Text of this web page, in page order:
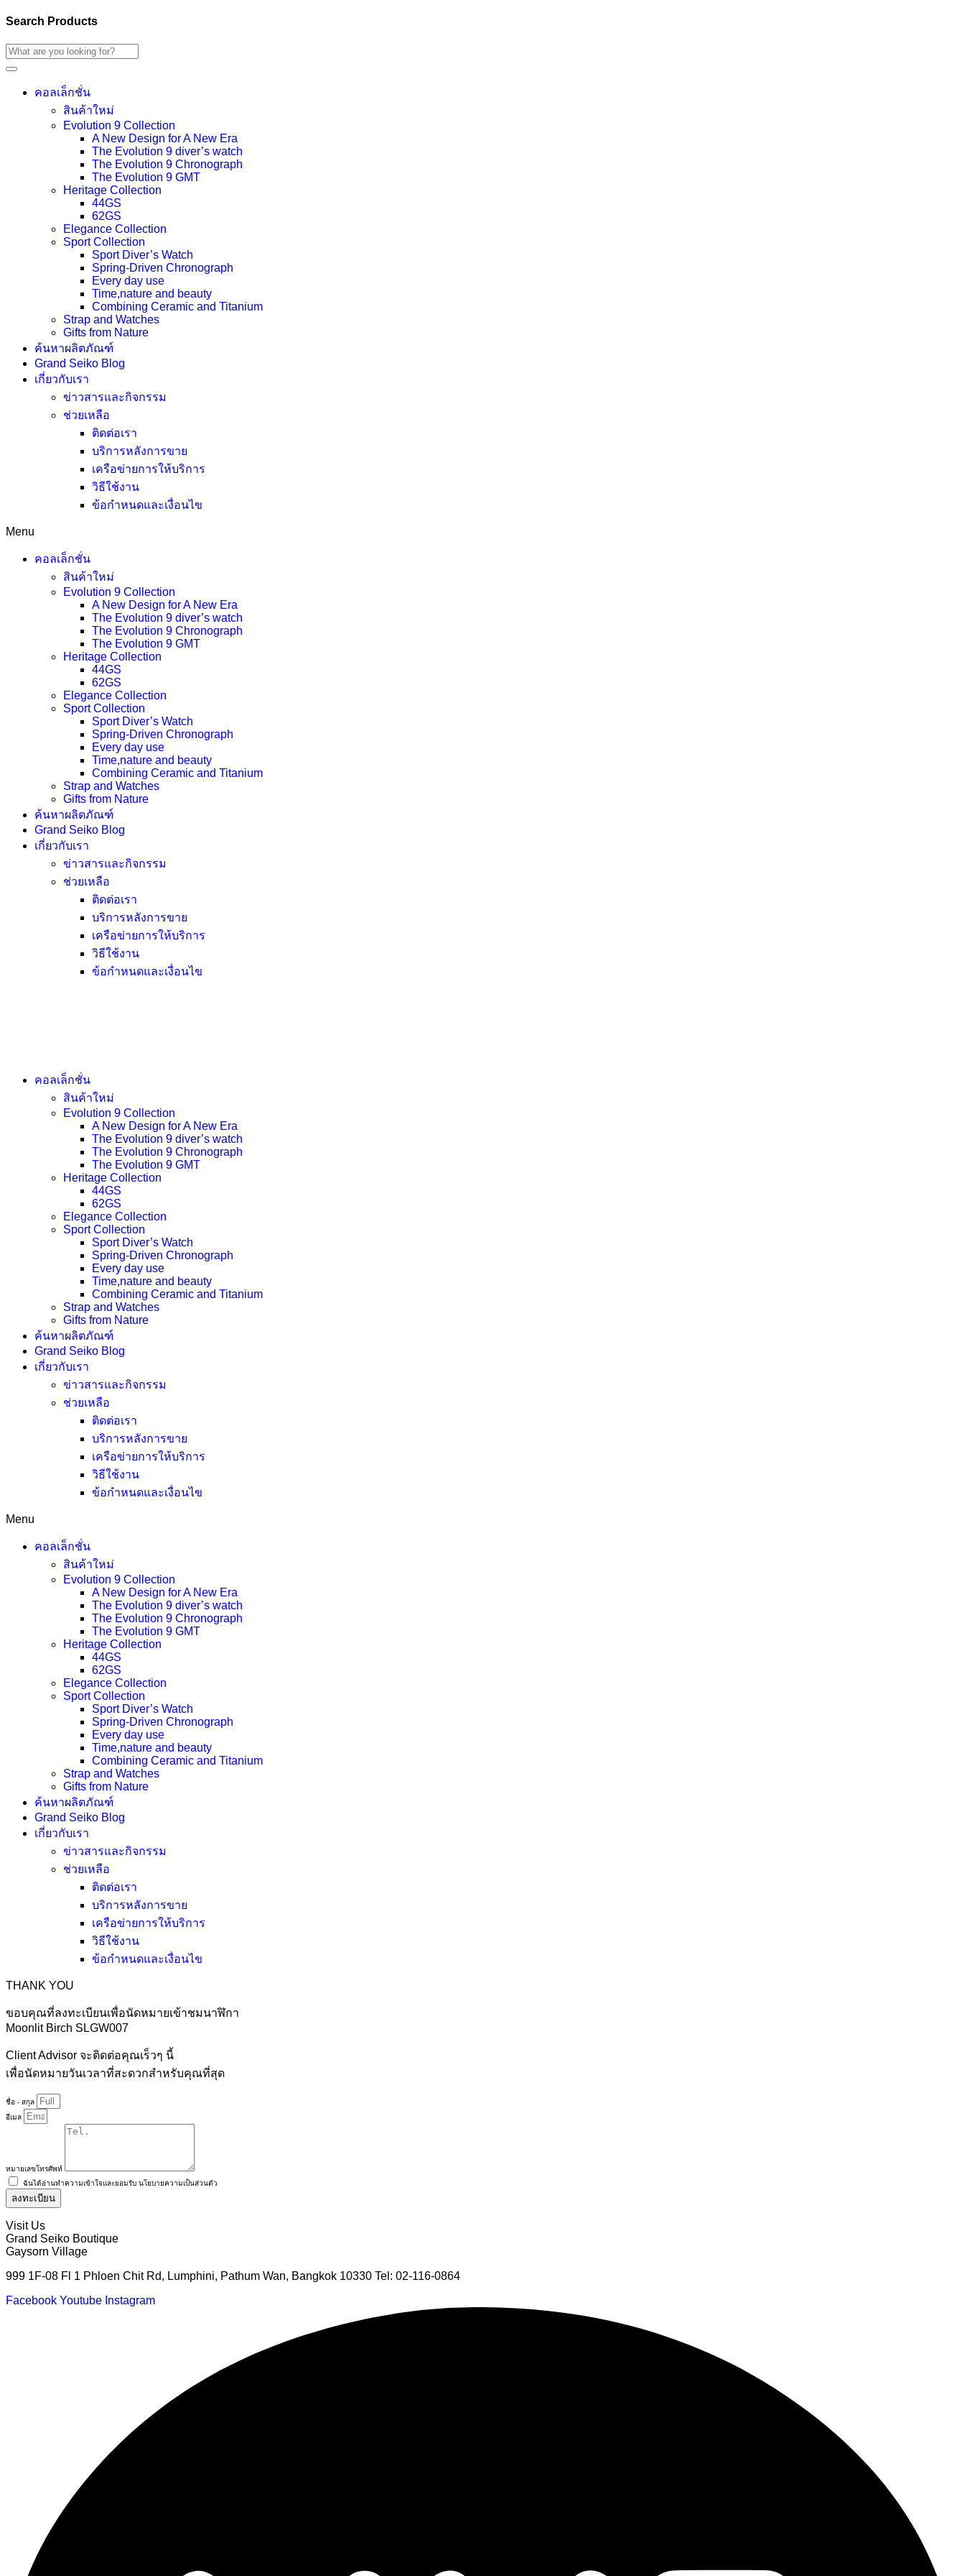
Search Products
คอลเล็กชั่น
สินค้าใหม่
Evolution 9 Collection
A New Design for A New Era
The Evolution 9 diver’s watch
The Evolution 9 Chronograph
The Evolution 9 GMT
Heritage Collection
44GS
62GS
Elegance Collection
Sport Collection
Sport Diver’s Watch
Spring-Driven Chronograph
Every day use
Time,nature and beauty
Combining Ceramic and Titanium
Strap and Watches
Gifts from Nature
ค้นหาผลิตภัณฑ์
Grand Seiko Blog
เกี่ยวกับเรา
ข่าวสารและกิจกรรม
ช่วยเหลือ
ติดต่อเรา
บริการหลังการขาย
เครือข่ายการให้บริการ
วิธีใช้งาน
ข้อกำหนดและเงื่อนไข
Menu
คอลเล็กชั่น
สินค้าใหม่
Evolution 9 Collection
A New Design for A New Era
The Evolution 9 diver’s watch
The Evolution 9 Chronograph
The Evolution 9 GMT
Heritage Collection
44GS
62GS
Elegance Collection
Sport Collection
Sport Diver’s Watch
Spring-Driven Chronograph
Every day use
Time,nature and beauty
Combining Ceramic and Titanium
Strap and Watches
Gifts from Nature
ค้นหาผลิตภัณฑ์
Grand Seiko Blog
เกี่ยวกับเรา
ข่าวสารและกิจกรรม
ช่วยเหลือ
ติดต่อเรา
บริการหลังการขาย
เครือข่ายการให้บริการ
วิธีใช้งาน
ข้อกำหนดและเงื่อนไข
คอลเล็กชั่น
สินค้าใหม่
Evolution 9 Collection
A New Design for A New Era
The Evolution 9 diver’s watch
The Evolution 9 Chronograph
The Evolution 9 GMT
Heritage Collection
44GS
62GS
Elegance Collection
Sport Collection
Sport Diver’s Watch
Spring-Driven Chronograph
Every day use
Time,nature and beauty
Combining Ceramic and Titanium
Strap and Watches
Gifts from Nature
ค้นหาผลิตภัณฑ์
Grand Seiko Blog
เกี่ยวกับเรา
ข่าวสารและกิจกรรม
ช่วยเหลือ
ติดต่อเรา
บริการหลังการขาย
เครือข่ายการให้บริการ
วิธีใช้งาน
ข้อกำหนดและเงื่อนไข
Menu
คอลเล็กชั่น
สินค้าใหม่
Evolution 9 Collection
A New Design for A New Era
The Evolution 9 diver’s watch
The Evolution 9 Chronograph
The Evolution 9 GMT
Heritage Collection
44GS
62GS
Elegance Collection
Sport Collection
Sport Diver’s Watch
Spring-Driven Chronograph
Every day use
Time,nature and beauty
Combining Ceramic and Titanium
Strap and Watches
Gifts from Nature
ค้นหาผลิตภัณฑ์
Grand Seiko Blog
เกี่ยวกับเรา
ข่าวสารและกิจกรรม
ช่วยเหลือ
ติดต่อเรา
บริการหลังการขาย
เครือข่ายการให้บริการ
วิธีใช้งาน
ข้อกำหนดและเงื่อนไข
THANK YOU
ขอบคุณที่ลงทะเบียนเพื่อนัดหมายเข้าชมนาฬิกา
Moonlit Birch SLGW007
Client Advisor จะติดต่อคุณเร็วๆ นี้
เพื่อนัดหมายวันเวลาที่สะดวกสำหรับคุณที่สุด
ชื่อ - สกุล
อีเมล
หมายเลขโทรศัพท์
ฉันได้อ่านทำความเข้าใจและยอมรับ นโยบายความเป็นส่วนตัว
ลงทะเบียน
Visit Us
Grand Seiko Boutique
Gaysorn Village
999 1F-08 Fl 1 Phloen Chit Rd, Lumphini, Pathum Wan, Bangkok 10330 Tel: 02-116-0864
Facebook Youtube Instagram